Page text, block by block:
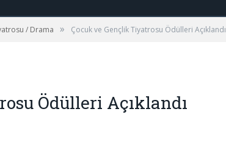
/ Drama » Çocuk ve Gençlik Tiyatrosu Ödülleri Açıklandı
Ödülleri Açıklandı